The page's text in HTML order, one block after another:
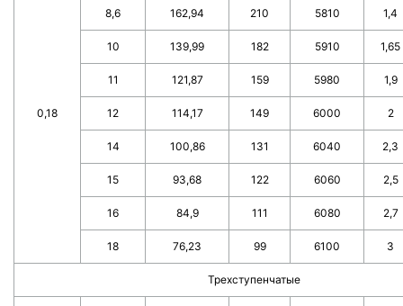
0,18
8,6 162,94 210 5810 1,4
10 139,99 182 5910 1,65
11 121,87 159 5980 1,9
12 114,17 149 6000 2
14 100,86 131 6040 2,3
15 93,68 122 6060 2,5
16 84,9 111 6080 2,7
18 76,23 99 6100 3
Трехступенчатые